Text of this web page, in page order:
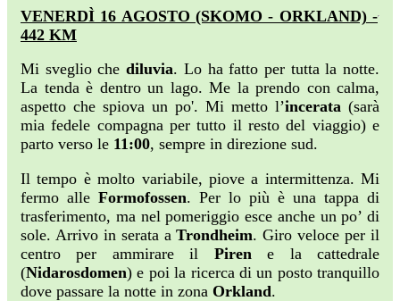
VENERDÌ 16 AGOSTO (SKOMO - ORKLAND) -
442 KM
Mi sveglio chediluvia. Lo ha fatto per tutta la notte.
La tenda è dentro un lago. Me la prendo con calma,
aspetto che spiova un po'. Mi metto l’incerata (sarà
mia fedele compagna per tutto il resto del viaggio) e
parto verso le 11:00, sempre in direzione sud.
Il tempo è molto variabile, piove a intermittenza. Mi
fermo alle Formofossen. Per lo più è una tappa di
trasferimento, ma nel pomeriggio esce anche un po’ di
sole. Arrivo in serata aTrondheim. Giro veloce per il
centro per ammirare il Piren e la cattedrale
(Nidarosdomen) e poi la ricerca di un posto tranquillo
dove passare la notte in zona Orkland.